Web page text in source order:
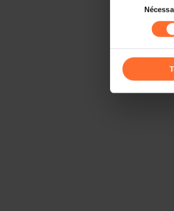
Il est précisé
sociaux,
cas de refus
gauche de
consentement